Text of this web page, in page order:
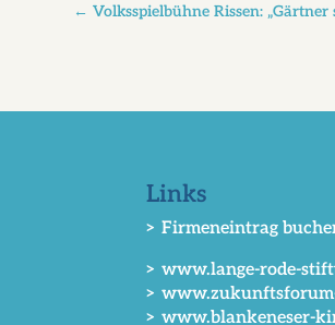
←Volksspielbühne Rissen: „Gärtner
Links
> Firmeneintrag
> www.lange-rode-
>
> www.blankeneser-